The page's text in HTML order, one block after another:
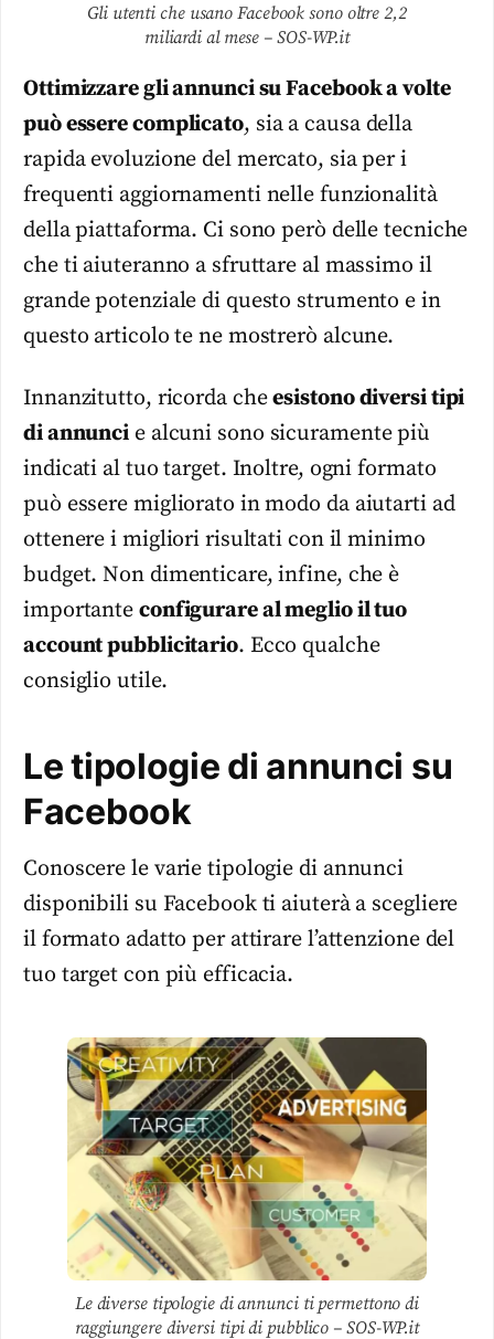
Gli utenti che usano Facebook sono oltre 2,2
miliardi al mese – SOS-WP.it
Ottimizzare gli annunci su Facebook a volte
può essere complicato, sia a causa della
rapida evoluzione del mercato, sia per i
frequenti aggiornamenti nelle funzionalità
della piattaforma. Ci sono però delle tecniche
che ti aiuteranno a sfruttare al massimo il
grande potenziale di questo strumento e in
questo articolo te ne mostrerò alcune.
Innanzitutto, ricorda cheesistono diversi tipi
di annunci e alcuni sono sicuramente più
indicati al tuo target. Inoltre, ogni formato
può essere migliorato in modo da aiutarti ad
ottenere i migliori risultati con il minimo
budget. Non dimenticare, infine, che è
importante configurare al meglio il tuo
account pubblicitario. Ecco qualche
consiglio utile.
Le tipologie di annunci su
Facebook
Conoscere le varie tipologie di annunci
disponibili su Facebook ti aiuterà a scegliere
il formato adatto per attirare l’attenzione del
tuo target con più efficacia.
Le diverse tipologie di annunci ti permettono di
raggiungere diversi tipi di pubblico – SOS-WP.it